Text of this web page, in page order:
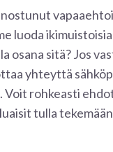
luoda
osana sitä? Jos
yhteyttä
Voit rohkeasti
tulla